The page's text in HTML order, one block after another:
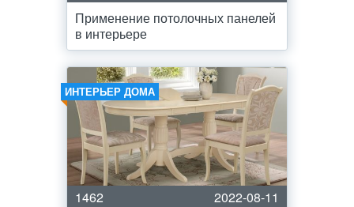
Применение потолочных панелей
в интерьере
ИНТЕРЬЕР ДОМА
1462
2022-08-11